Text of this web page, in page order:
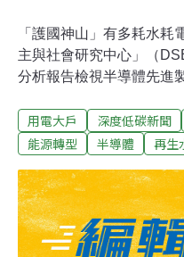
「護國神山」有多耗水
主與社會研究中心」（
分析報告檢視半導體先進
力大，可能出現備轉容量
產業座落的新竹、台中、
水」需求。廠務耗電是「
電努力DSET昨日發表「
半導體產業水資源與電力
點半導體先進製程的用水
用電大戶 深度低碳新聞
能源轉型
半導體 再生